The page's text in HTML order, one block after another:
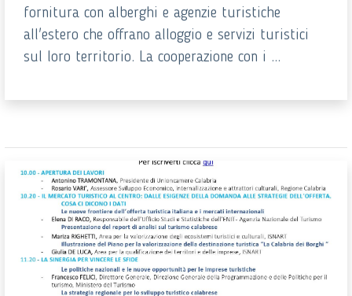
fornitura con alberghi e agenzie turistiche
all'estero che offrano alloggio e servizi turistici
sul loro territorio. La cooperazione con i ...